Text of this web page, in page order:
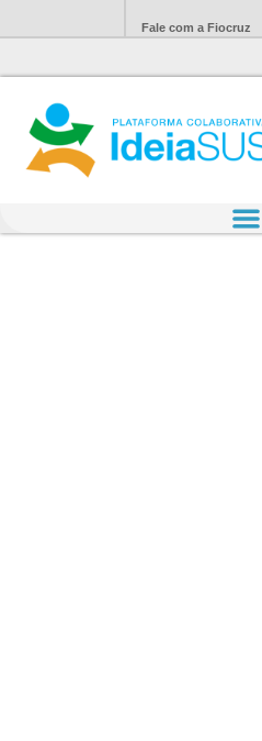
Fale com a Fiocruz